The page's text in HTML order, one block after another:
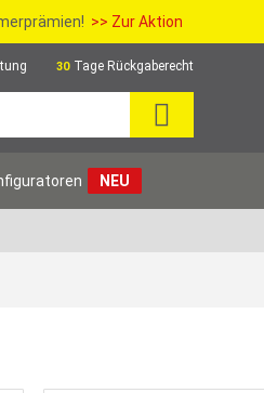
>> Zur Aktion
30 Tage Rückgaberecht
NEU